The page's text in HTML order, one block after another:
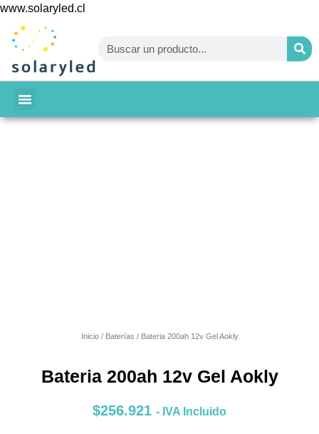
www.solaryled.cl
Inicio/ Baterías / Bateria 200ah 12v Gel Aokly
Bateria 200ah 12v Gel Aokly
$256.921 - IVA Incluido